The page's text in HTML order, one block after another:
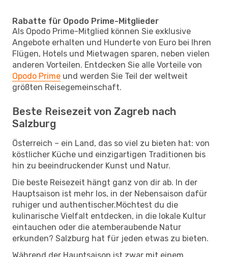
Rabatte für Opodo Prime-Mitglieder
Als Opodo Prime-Mitglied können Sie exklusive
Angebote erhalten und Hunderte von Euro bei Ihren
Flügen, Hotels und Mietwagen sparen, neben vielen
anderen Vorteilen. Entdecken Sie alle Vorteile von
Opodo Prime und werden Sie Teil der weltweit
größten Reisegemeinschaft.
Beste Reisezeit von Zagreb nach
Salzburg
Österreich – ein Land, das so viel zu bieten hat: von
köstlicher Küche und einzigartigen Traditionen bis
hin zu beeindruckender Kunst und Natur.
Die beste Reisezeit hängt ganz von dir ab. In der
Hauptsaison ist mehr los, in der Nebensaison dafür
ruhiger und authentischer.Möchtest du die
kulinarische Vielfalt entdecken, in die lokale Kultur
eintauchen oder die atemberaubende Natur
erkunden? Salzburg hat für jeden etwas zu bieten.